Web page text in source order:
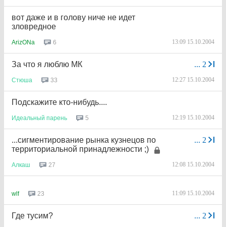
вот даже и в голову ниче не идет
зловредное
ArizONa 6 13:09 15.10.2004
... 2
За что я люблю МК
Стюша 33 12:27 15.10.2004
Подскажите кто-нибудь....
Идеальный парень 5 12:19 15.10.2004
... 2
...сигментирование рынка кузнецов по
территориальной принадлежности ;)
Алкаш 27 12:08 15.10.2004
wlf 23 11:09 15.10.2004
... 2
Где тусим?